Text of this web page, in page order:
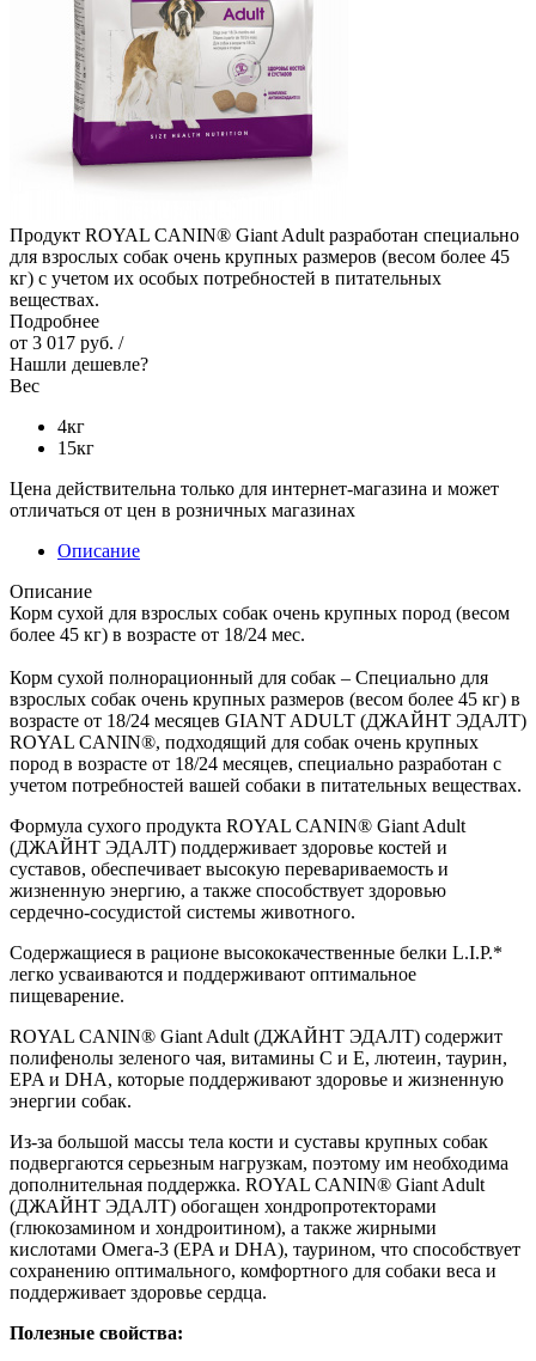
Продукт ROYAL CANIN® Giant Adult разработан специально
для взрослых собак очень крупных размеров (весом более 45
кг) с учетом их особых потребностей в питательных
веществах.
Подробнее
от 3 017 руб. /
Нашли дешевле?
Вес
4кг
15кг
Цена действительна только для интернет-магазина и может
отличаться от цен в розничных магазинах
Описание
Описание
Корм сухой для взрослых собак очень крупных пород (весом
более 45 кг) в возрасте от 18/24 мес.
Корм сухой полнорационный для собак – Специально для
взрослых собак очень крупных размеров (весом более 45 кг) в
возрасте от 18/24 месяцев GIANT ADULT (ДЖАЙНТ ЭДАЛТ)
ROYAL CANIN®, подходящий для собак очень крупных
пород в возрасте от 18/24 месяцев, специально разработан с
учетом потребностей вашей собаки в питательных веществах.
Формула сухого продукта ROYAL CANIN® Giant Adult
(ДЖАЙНТ ЭДАЛТ) поддерживает здоровье костей и
суставов, обеспечивает высокую перевариваемость и
жизненную энергию, а также способствует здоровью
сердечно-сосудистой системы животного.
Содержащиеся в рационе высококачественные белки L.I.P.*
легко усваиваются и поддерживают оптимальное
пищеварение.
ROYAL CANIN® Giant Adult (ДЖАЙНТ ЭДАЛТ) содержит
полифенолы зеленого чая, витамины С и Е, лютеин, таурин,
EPA и DHA, которые поддерживают здоровье и жизненную
энергии собак.
Из-за большой массы тела кости и суставы крупных собак
подвергаются серьезным нагрузкам, поэтому им необходима
дополнительная поддержка. ROYAL CANIN® Giant Adult
(ДЖАЙНТ ЭДАЛТ) обогащен хондропротекторами
(глюкозамином и хондроитином), а также жирными
кислотами Омега-3 (EPA и DHA), таурином, что способствует
сохранению оптимального, комфортного для собаки веса и
поддерживает здоровье сердца.
Полезные свойства: